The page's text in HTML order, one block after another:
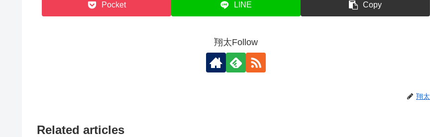
Pocket LINE Copy
翔太Follow
翔太
Related articles